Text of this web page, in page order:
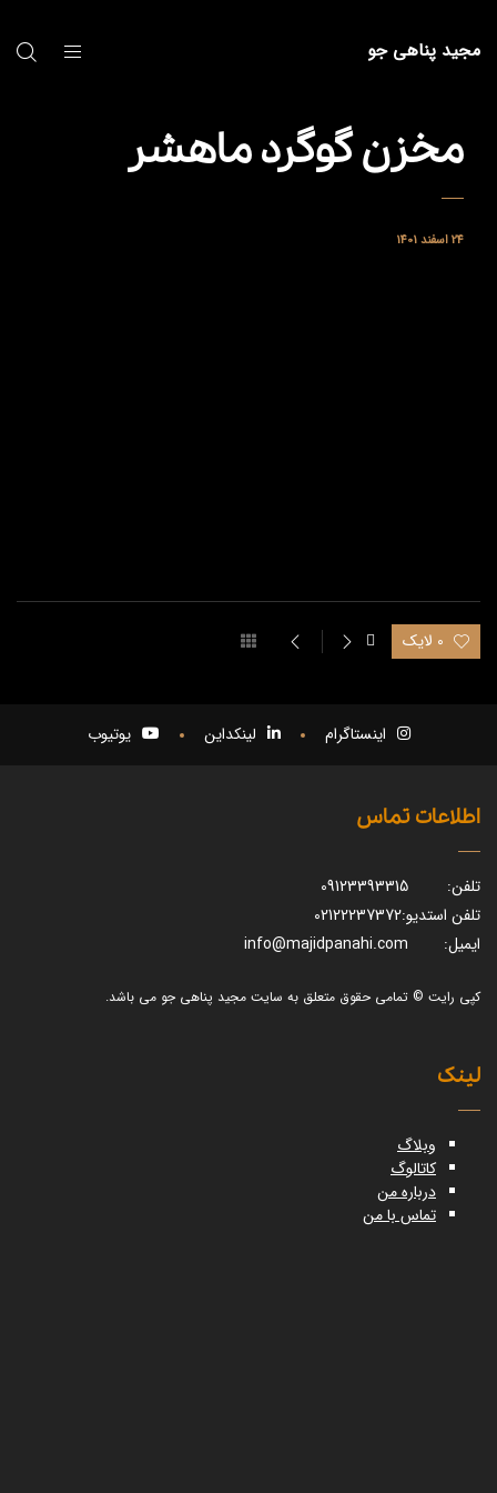
مجید پناهی جو
مخزن گوگرد ماهشر
24 اسفند 1401
0 لایک
اینستاگرام لینکداین یوتیوب
اطلاعات تماس
تلفن:
09123393315
تلفن استدیو:02122237372
ایمیل:
info@majidpanahi.com
کپی رایت © تمامی حقوق متعلق به سایت مجید پناهی جو می باشد.
لینک
وبلاگ
کاتالوگ
درباره من
تماس با من